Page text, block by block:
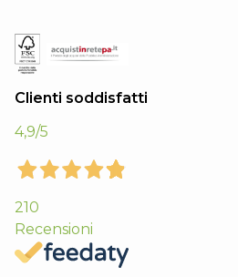
Clienti soddisfatti
4,9/5
210
Recensioni